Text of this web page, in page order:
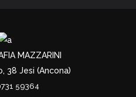
MAZZARINI
38 Jesi (Ancona)
59364